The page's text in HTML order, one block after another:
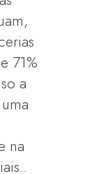
71%
a
na